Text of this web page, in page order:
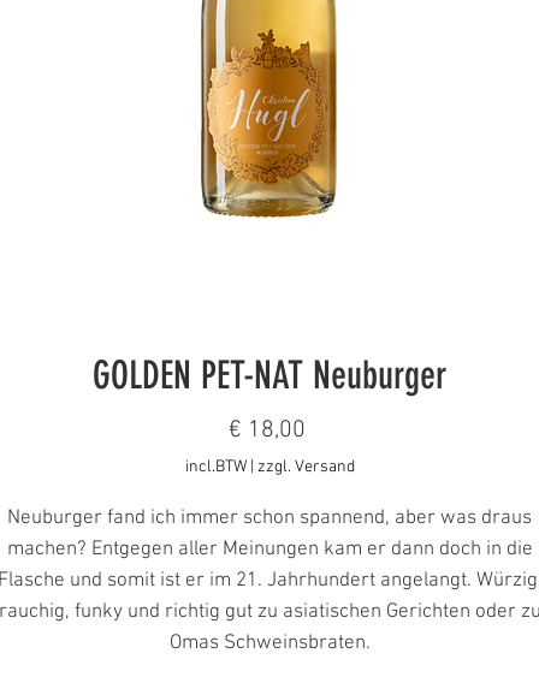
GOLDEN PET-NAT Neuburger
€ 18,00Prijs
incl.BTW zzgl. Versand
Neuburger fand ich immer schon spannend, aber was draus
machen? Entgegen aller Meinungen kam er dann doch in die
und somit ist er im 21. Jahrhundert angelangt.
funky und richtig gut zu asiatischen Gerichten oder zu
Omas Schweinsbraten.